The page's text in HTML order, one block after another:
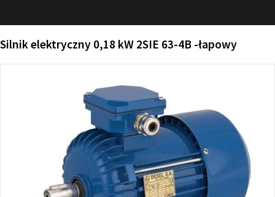
Silnik elektryczny 0,18 kW 2SIE 63-4B -łapowy